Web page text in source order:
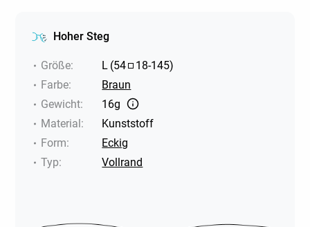
Hoher Steg
Größe: L (54 18-145)
Farbe:
Braun
Gewicht:
16g
Material:
Kunststoff
Form:
Eckig
Typ: Vollrand